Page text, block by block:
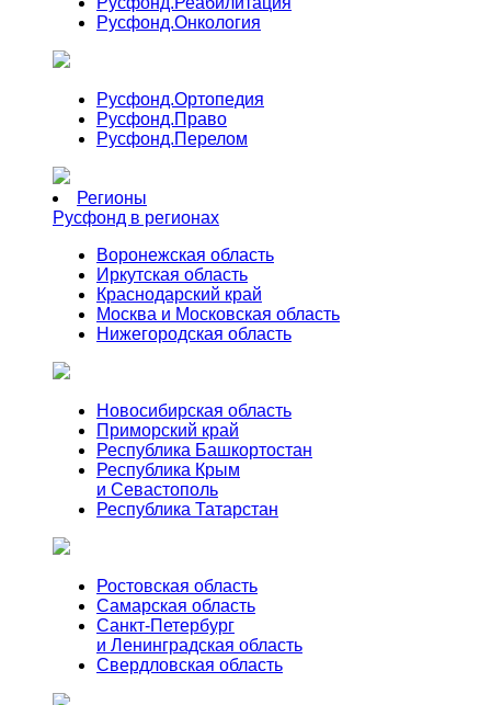
Русфонд.Онкология
Русфонд.Ортопедия
Русфонд.Право
Русфонд.Перелом
Регионы
Русфонд в регионах
Воронежская область
Иркутская область
Краснодарский край
Москва и Московская область
Нижегородская область
Новосибирская область
Приморский край
Республика Башкортостан
Республика Крым
и Севастополь
Республика Татарстан
Ростовская область
Самарская область
Санкт-Петербург
и Ленинградская область
Свердловская область